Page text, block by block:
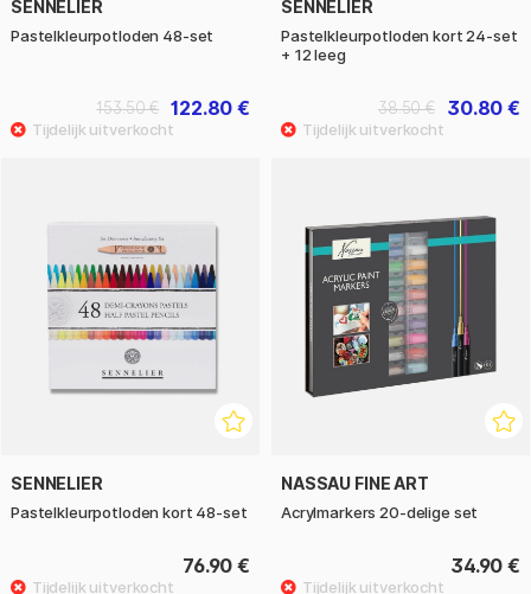
SENNELIER
Pastelkleurpotloden 48‑set
122.80 €
153.50 €
SENNELIER
Pastelkleurpotloden kort 24‑set
+ 12 leeg
30.80 €
38.50 €
SENNELIER
Pastelkleurpotloden kort 48‑set
76.90 €
NASSAU FINE ART
Acrylmarkers 20-delige set
34.90 €